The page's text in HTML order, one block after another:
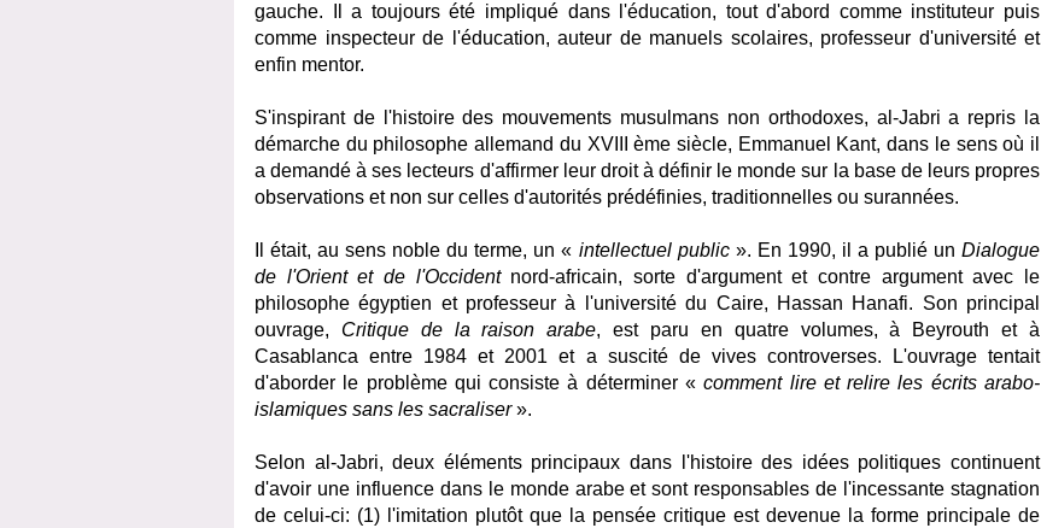
gauche. Il a toujours été impliqué dans l'éducation, tout d'abord comme instituteur puis
comme inspecteur de l'éducation, auteur de manuels scolaires, professeur d'université et
enfin mentor.
S'inspirant de l'histoire des mouvements musulmans non orthodoxes, al-Jabri a repris la
démarche du philosophe allemand du XVIII ème siècle, Emmanuel Kant, dans le sens où il
a demandé à ses lecteurs d'affirmer leur droit à définir le monde sur la base de leurs propres
observations et non sur celles d'autorités prédéfinies, traditionnelles ou surannées.
Il était, au sens noble du terme, un « intellectuel public». En 1990, il a publié unDialogue
de l'Orient et de l'Occident nord-africain, sorte d'argument et contre argument avec le
philosophe égyptien et professeur à l'université du Caire, Hassan Hanafi. Son principal
ouvrage, Critique de la raison arabe, est paru en quatre volumes, à Beyrouth et à
Casablanca entre 1984 et 2001 et a suscité de vives controverses. L'ouvrage tentait
d'aborder le problème qui consiste à déterminer « comment lire et relire les écrits arabo-
islamiques sans les sacraliser».
Selon al-Jabri, deux éléments principaux dans l'histoire des idées politiques continuent
d'avoir une influence dans le monde arabe et sont responsables de l'incessante stagnation
de celui-ci: (1) l'imitation plutôt que la pensée critique est devenue la forme principale de